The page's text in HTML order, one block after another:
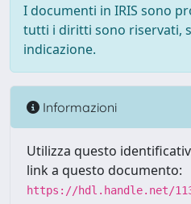
I documenti in IRIS sono
tutti i diritti sono riservati,
indicazione.
Informazioni
Utilizza questo
link a questo documento:
https://hdl.handle.net/